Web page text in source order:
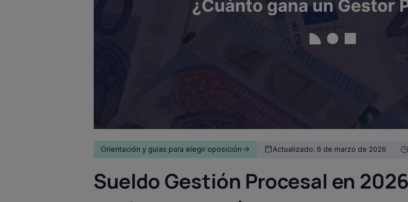
Orientación y guías para elegir oposición Actualizado: 6 de marzo de 2026
Sueldo Gestión Procesal en